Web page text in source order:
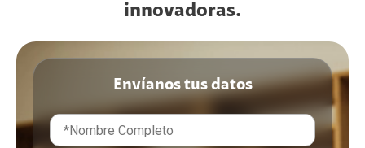
innovadoras.
Envíanos tus datos